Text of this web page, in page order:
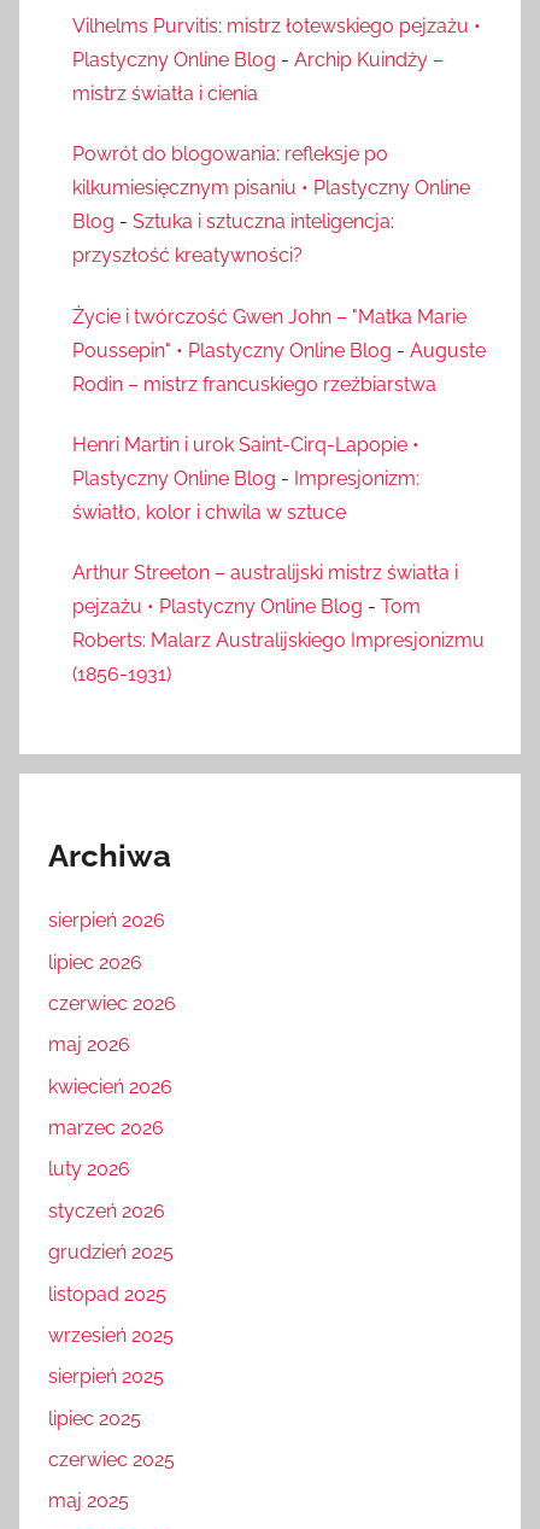
Vilhelms Purvitis: mistrz łotewskiego pejzażu •
Plastyczny Online Blog - Archip Kuindży –
mistrz światła i cienia
Powrót do blogowania: refleksje po
kilkumiesięcznym pisaniu • Plastyczny Online
Blog - Sztuka i sztuczna inteligencja:
przyszłość kreatywności?
Życie i twórczość Gwen John – "Matka Marie
Poussepin" • Plastyczny Online Blog - Auguste
Rodin – mistrz francuskiego rzeźbiarstwa
Henri Martin i urok Saint-Cirq-Lapopie •
Plastyczny Online Blog - Impresjonizm:
światło, kolor i chwila w sztuce
Arthur Streeton – australijski mistrz światła i
pejzażu • Plastyczny Online Blog - Tom
Roberts: Malarz Australijskiego Impresjonizmu
(1856-1931)
Archiwa
sierpień 2026
lipiec 2026
czerwiec 2026
maj 2026
kwiecień 2026
marzec 2026
luty 2026
styczeń 2026
grudzień 2025
listopad 2025
wrzesień 2025
sierpień 2025
lipiec 2025
czerwiec 2025
maj 2025